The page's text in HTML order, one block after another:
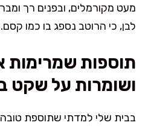
מעט מקורמלים, ובפנים רך
לבן, כי הרוטב נספג בו כמו קסם.
תוספות שמרימות
ושומרות על שקט
בבית שלי למדתי שתוספת